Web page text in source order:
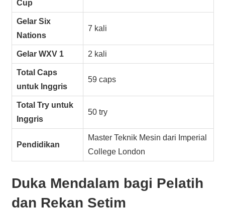
Cup
Gelar Six
Nations
7 kali
Gelar WXV 1 2 kali
Total Caps
untuk Inggris
59 caps
Total Try untuk
Inggris
50 try
Pendidikan
Master Teknik Mesin dari Imperial
College London
Duka Mendalam bagi Pelatih
dan Rekan Setim